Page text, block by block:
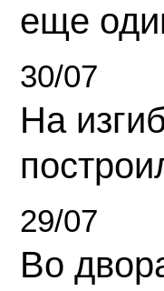
еще
30/07
На
29/07
Во